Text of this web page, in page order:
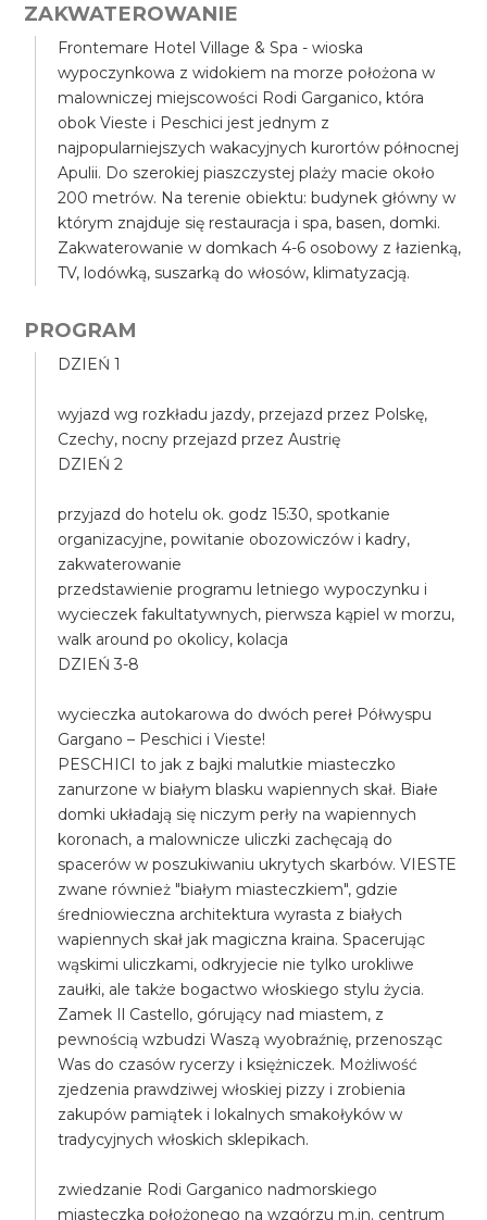
ZAKWATEROWANIE
Frontemare Hotel Village & Spa - wioska
wypoczynkowa z widokiem na morze położona w
malowniczej miejscowości Rodi Garganico, która
obok Vieste i Peschici jest jednym z
najpopularniejszych wakacyjnych kurortów północnej
Apulii. Do szerokiej piaszczystej plaży macie około
200 metrów. Na terenie obiektu: budynek główny w
którym znajduje się restauracja i spa, basen, domki.
Zakwaterowanie w domkach 4-6 osobowy z łazienką,
TV, lodówką, suszarką do włosów, klimatyzacją.
PROGRAM
DZIEŃ 1
wyjazd wg rozkładu jazdy, przejazd przez Polskę,
Czechy, nocny przejazd przez Austrię
DZIEŃ 2
przyjazd do hotelu ok. godz 15:30, spotkanie
organizacyjne, powitanie obozowiczów i kadry,
zakwaterowanie
przedstawienie programu letniego wypoczynku i
wycieczek fakultatywnych, pierwsza kąpiel w morzu,
walk around po okolicy, kolacja
DZIEŃ 3-8
wycieczka autokarowa do dwóch pereł Półwyspu
Gargano – Peschici i Vieste!
PESCHICI to jak z bajki malutkie miasteczko
zanurzone w białym blasku wapiennych skał. Białe
domki układają się niczym perły na wapiennych
koronach, a malownicze uliczki zachęcają do
spacerów w poszukiwaniu ukrytych skarbów. VIESTE
zwane również "białym miasteczkiem", gdzie
średniowieczna architektura wyrasta z białych
wapiennych skał jak magiczna kraina. Spacerując
wąskimi uliczkami, odkryjecie nie tylko urokliwe
zaułki, ale także bogactwo włoskiego stylu życia.
Zamek Il Castello, górujący nad miastem, z
pewnością wzbudzi Waszą wyobraźnię, przenosząc
Was do czasów rycerzy i księżniczek. Możliwość
zjedzenia prawdziwej włoskiej pizzy i zrobienia
zakupów pamiątek i lokalnych smakołyków w
tradycyjnych włoskich sklepikach.
zwiedzanie Rodi Garganico nadmorskiego
miasteczka położonego na wzgórzu m.in. centrum